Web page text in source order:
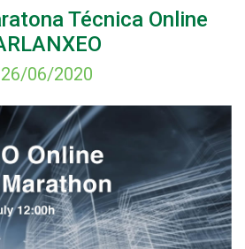
Técnica Online
26/06/2020